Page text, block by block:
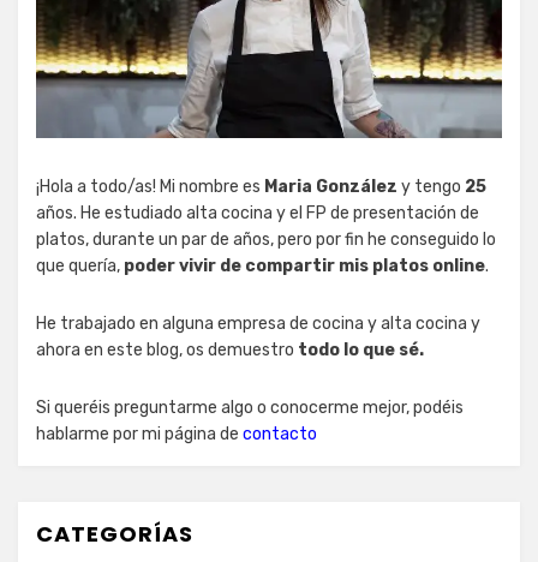
¡Hola a todo/as! Mi nombre es Maria González y tengo 25
años. He estudiado alta cocina y el FP de presentación de
platos, durante un par de años, pero por fin he conseguido lo
que quería, poder vivir de compartir mis platos online.
He trabajado en alguna empresa de cocina y alta cocina y
ahora en este blog, os demuestro todo lo que sé.
Si queréis preguntarme algo o conocerme mejor, podéis
hablarme por mi página de contacto
CATEGORÍAS